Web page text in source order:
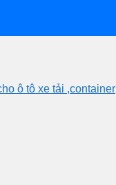
ô tô xe tải ,container